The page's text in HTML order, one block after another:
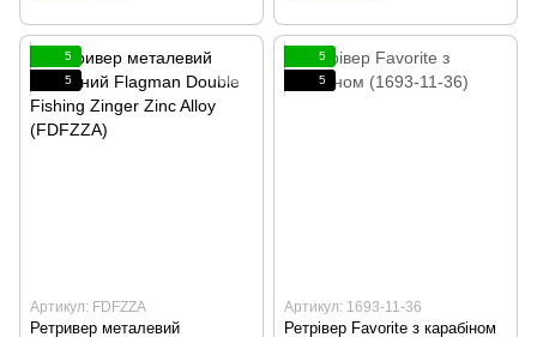
5
5
Артикул: FDFZZA
Ретривер металевий
5
5
Артикул: 1693-11-36
Ретрівер Favorite з карабіном